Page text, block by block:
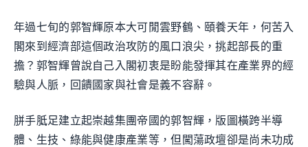
年過七旬的郭智輝原本大可閒雲野鶴、頤養天年，何苦入
閣來到經濟部這個政治攻防的風口浪尖，挑起部長的重
擔？郭智輝曾說自己入閣初衷是盼能發揮其在產業界的經
驗與人脈，回饋國家與社會是義不容辭。
胼手胝足建立起崇越集團帝國的郭智輝，版圖橫跨半導
體、生技、綠能與健康產業等，但闖蕩政壇卻是尚未功成